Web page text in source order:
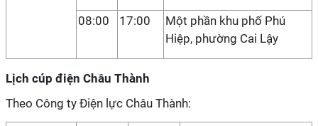
08:00 17:00
Một phần khu phố Phú
Hiệp, phường Cai Lậy
Lịch cúp điện Châu Thành
Theo Công ty Điện lực Châu Thành: